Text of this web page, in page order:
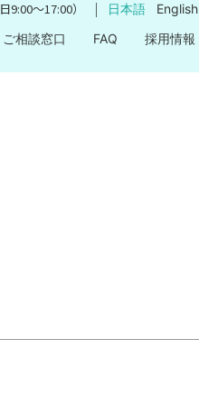
9:00〜17:00） ｜ 日本語 English
ご相談窓口
FAQ 採用情報